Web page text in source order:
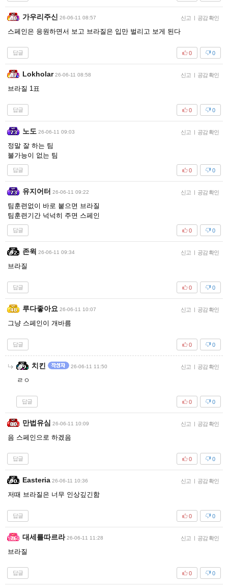
가우리주신 26-06-11 08:57 신고 | 공감 확인
스페인은 응원하면서 보고 브라질은 입만 벌리고 보게 된다
답글 0
0
Lokholar 26-06-11 08:58 신고 | 공감 확인
브라질 1표
답글 0
0
노도 26-06-11 09:03 신고 | 공감 확인
정말 잘 하는 팀
불가능이 없는 팀
답글 0
0
유지어터 26-06-11 09:22 신고 | 공감 확인
팀훈련없이 바로 붙으면 브라질
팀훈련기간 넉넉히 주면 스페인
답글 0
0
존윅 26-06-11 09:34 신고 | 공감 확인
브라질
답글 0
0
루다좋아요 26-06-11 10:07 신고 | 공감 확인
그냥 스페인이 개바름
답글 0
0
치킨 26-06-11 11:50 신고 | 공감 확인
ㄹㅇ
답글 0
0
만법유심 26-06-11 10:09 신고 | 공감 확인
음 스페인으로 하겠음
답글 0
0
Easteria 26-06-11 10:36 신고 | 공감 확인
저때 브라질은 너무 인상깊긴함
답글 0
0
대세를따르라 26-06-11 11:28 신고 | 공감 확인
브라질
답글 0
0